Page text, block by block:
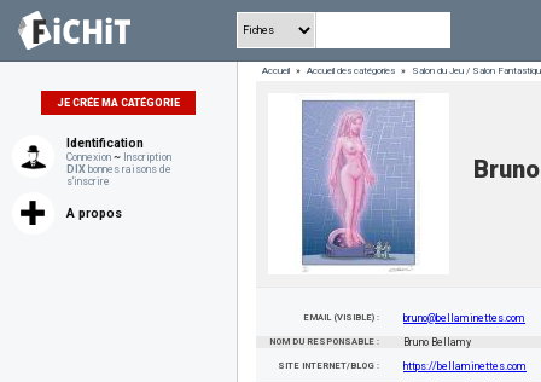
JE CRÉE MA CATÉGORIE
Identification
Connexion ~ Inscription
DIX bonnes raisons de
s'inscrire
A propos
Accueil » Accueil des catégories » Salon du Jeu / Salon
EMAIL (VISIBLE) : bruno@bellaminettes.com
NOM DU RESPONSABLE : Bruno Bellamy
SITE INTERNET/BLOG : https://bellaminettes.com